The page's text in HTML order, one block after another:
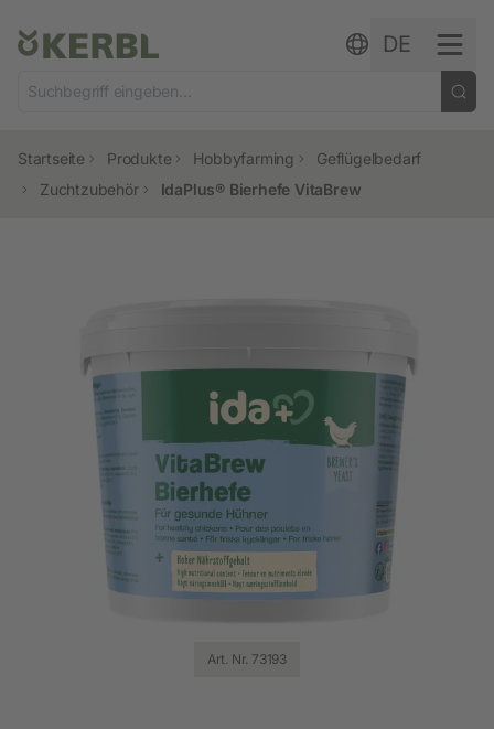
DE
Startseite Produkte Hobbyfarming
Geflügelbedarf
Zuchtzubehör
IdaPlus® Bierhefe VitaBrew
Art. Nr. 73193